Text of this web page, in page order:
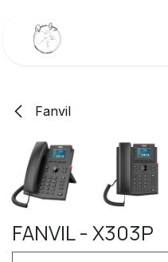
Fanvil
FANVIL - X303P